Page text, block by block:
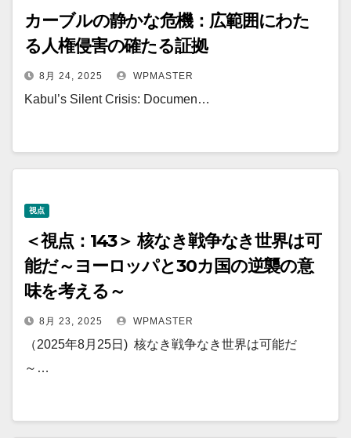
カーブルの静かな危機：広範囲にわた
る人権侵害の確たる証拠
8月 24, 2025 WPMASTER
Kabul’s Silent Crisis: Documen…
視点
＜視点：143＞ 核なき戦争なき世界は可
能だ～ヨーロッパと30カ国の逆襲の意
味を考える～
8月 23, 2025 WPMASTER
（2025年8月25日) 核なき戦争なき世界は可能だ
～…